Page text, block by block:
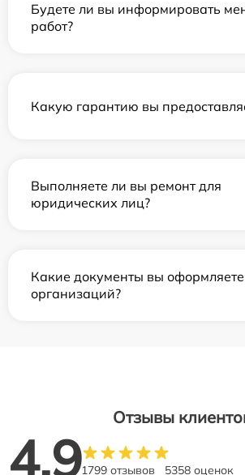
Будете ли вы информировать
работ?
Какую гарантию вы
Выполняете ли вы ремонт для
юридических лиц?
Какие документы вы
организаций?
Отзывы
4.91799 отзывов 5358 оценок